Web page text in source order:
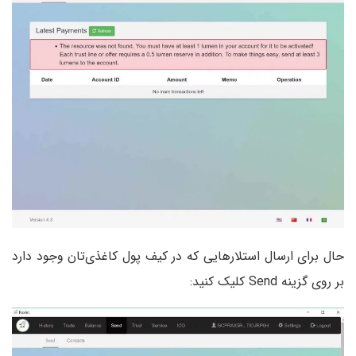
حال برای ارسال استلارهایی که در کیف پول کاغذی‌تان وجود دارد
بر روی گزینه Send کلیک کنید: